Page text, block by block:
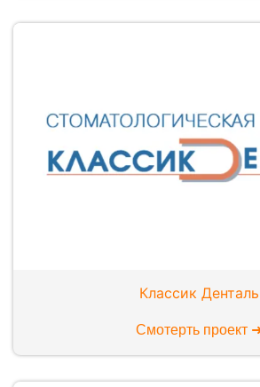
Классик Денталь
Смотерть проект